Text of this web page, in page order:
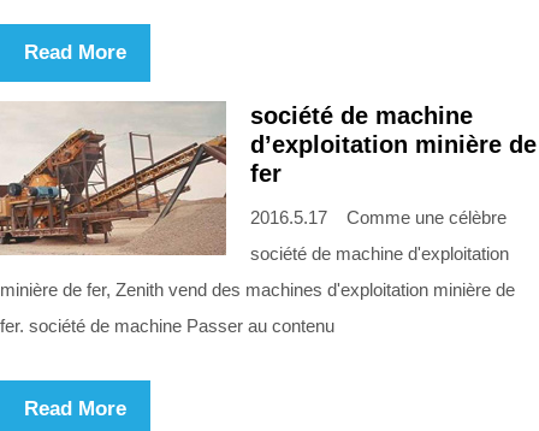
Read More
société de machine
d’exploitation minière de
fer
2016.5.17 Comme une célèbre
société de machine d'exploitation
minière de fer, Zenith vend des machines d'exploitation minière de
fer. société de machine Passer au contenu
Read More